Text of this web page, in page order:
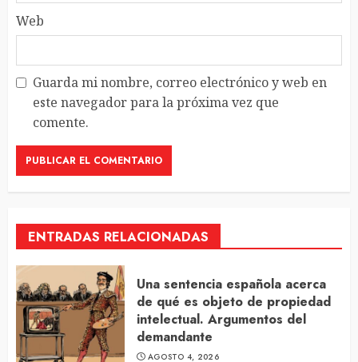
Web
Guarda mi nombre, correo electrónico y web en
este navegador para la próxima vez que
comente.
ENTRADAS RELACIONADAS
Una sentencia española acerca
de qué es objeto de propiedad
intelectual. Argumentos del
demandante
AGOSTO 4, 2026